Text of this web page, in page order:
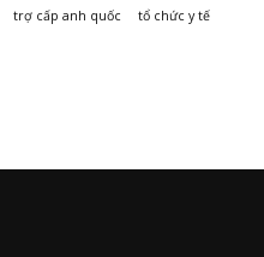
trợ cấp anh quốc tổ chức y tế